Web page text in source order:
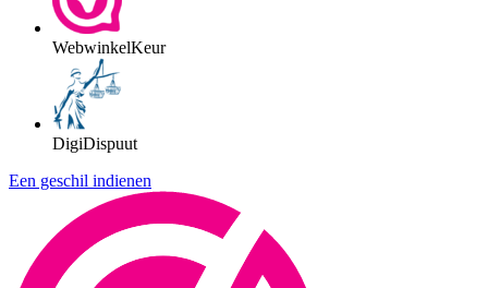
WebwinkelKeur
DigiDispuut
Een geschil indienen